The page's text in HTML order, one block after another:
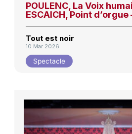
POULENC, La Voix
ESCAICH, Point d’orgue
Tout est noir
10 Mar 2026
Spectacle